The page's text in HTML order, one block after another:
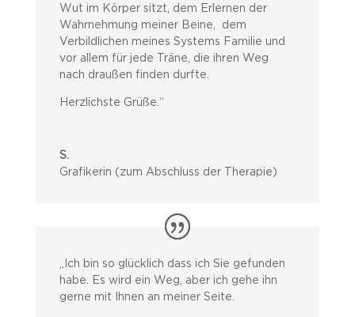
Wut im Körper sitzt, dem Erlernen der
Wahrnehmung meiner Beine, dem
Verbildlichen meines Systems Familie und
vor allem für jede Träne, die ihren Weg
nach draußen finden durfte.
Herzlichste Grüße. “
S.
Grafikerin (zum Abschluss der Therapie)
„Ich bin so glücklich dass ich Sie gefunden
habe. Es wird ein Weg, aber ich gehe ihn
gerne mit Ihnen an meiner Seite.